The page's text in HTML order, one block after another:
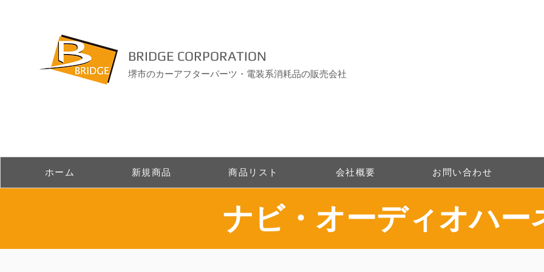
BRIDGE CORPORATION
堺市のカーアフターパーツ・電装系消耗品の販売会社
ホーム 新規商品 商品リスト 会社概要 お問い合わせ
ナビ・オーディオハー